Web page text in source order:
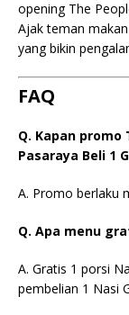
opening The
Ajak teman
yang bikin
FAQ
Q. Kapan promo
Pasaraya Beli 1
A. Promo berlaku
Q. Apa menu
A. Gratis 1 porsi
pembelian 1 Nasi